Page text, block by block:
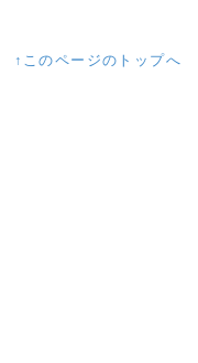
↑このページのトップへ